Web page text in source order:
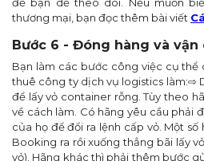
để bạn dễ theo dõi. Nếu muốn
thương mại, bạn đọc thêm bài viết
Bước 6 - Đóng hàng và vận
Bạn làm các bước công việc cụ
thuê công ty dịch vụ logistics làm:⇨
để lấy vỏ container rỗng. Tùy theo
về cách làm. Có hãng yêu cầu phải
của họ để đổi ra lệnh cấp vỏ. Một
Booking ra rồi xuống thẳng bãi lấy
vỏ). Hãng khác thì phải thêm bước